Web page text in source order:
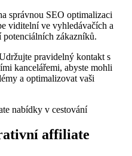
správnou SEO optimalizaci
viditelní ve vyhledávačích a
zákazníků.
pravidelný kontakt s
kancelářemi, abyste mohli
a optimalizovat vaši
affiliate